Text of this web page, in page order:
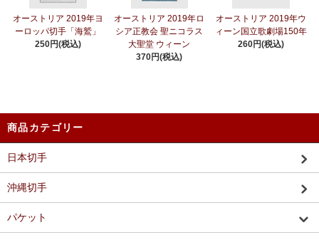
オーストリア 2019年ヨ
ーロッパ切手「海鷲」
250円(税込)
オーストリア 2019年ロ
シア正教会 聖ニコラス
大聖堂 ウィーン
370円(税込)
オーストリア 2019年ウ
ィーン国立歌劇場150年
260円(税込)
商品カテゴリー
日本切手
沖縄切手
パケット